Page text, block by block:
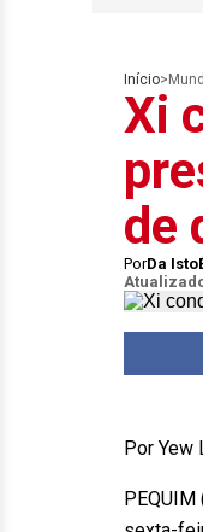
Início>
Xi
de
PorDa
Por Yew